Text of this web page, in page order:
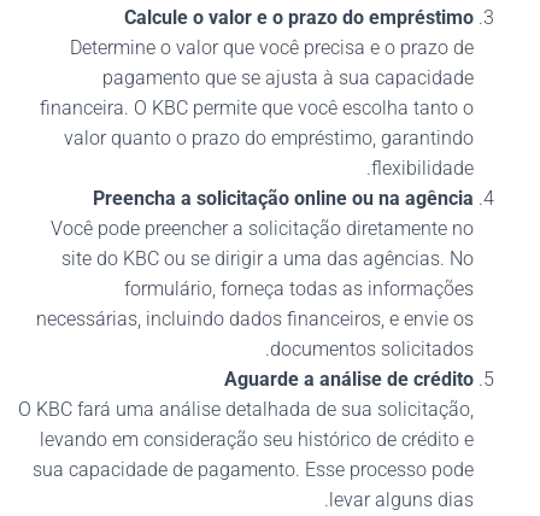
Calcule o valor e o prazo do empréstimo
Determine o valor que você precisa e o prazo de
pagamento que se ajusta à sua capacidade
financeira. O KBC permite que você escolha tanto o
valor quanto o prazo do empréstimo, garantindo
flexibilidade.
Preencha a solicitação online ou na agência
Você pode preencher a solicitação diretamente no
site do KBC ou se dirigir a uma das agências. No
formulário, forneça todas as informações
necessárias, incluindo dados financeiros, e envie os
documentos solicitados.
Aguarde a análise de crédito
O KBC fará uma análise detalhada de sua solicitação,
levando em consideração seu histórico de crédito e
sua capacidade de pagamento. Esse processo pode
levar alguns dias.